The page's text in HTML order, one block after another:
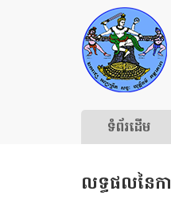
ទំព័រ​ដើម
លទ្ធផលនៃក